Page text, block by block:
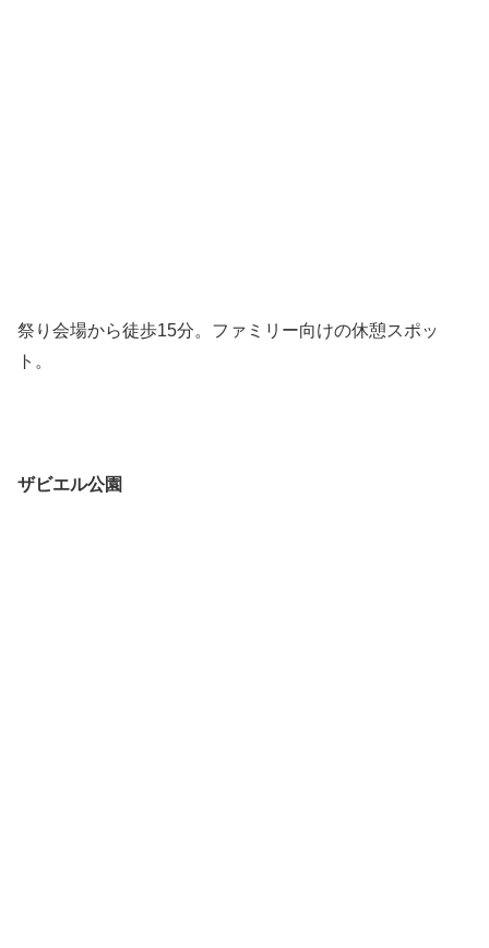
祭り会場から徒歩15分。ファミリー向けの休憩スポッ
ト。
ザビエル公園